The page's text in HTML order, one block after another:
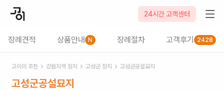
24시간 고객센터
장례견적 상품안내 N 장례절차 고객후기 2428
고이의 추천 강원지역 장지 고성군 장지 고성군공설묘지
고성군공설묘지